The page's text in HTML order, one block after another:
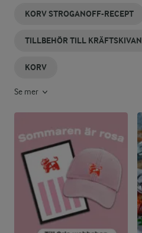
KORV STROGANOFF-RECEPT
TILLBEHÖR TILL KRÄFTSKIVAN
KORV
Se mer